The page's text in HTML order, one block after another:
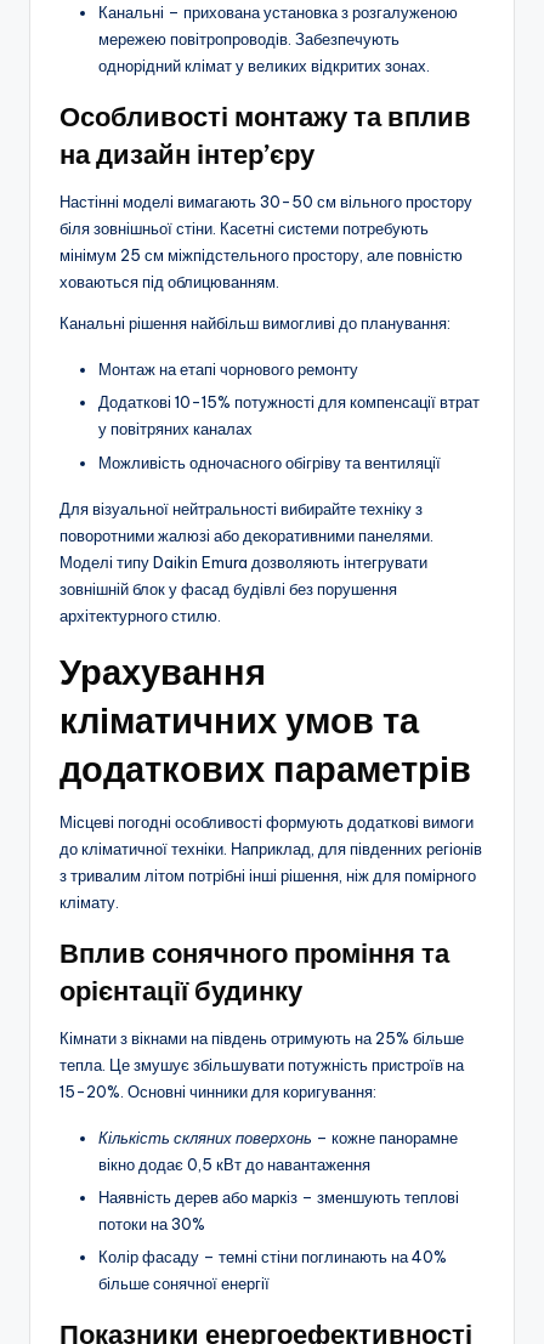
Канальні – прихована установка з розгалуженою
мережею повітропроводів. Забезпечують
однорідний клімат у великих відкритих зонах.
Особливості монтажу та вплив
на дизайн інтер’єру
Настінні моделі вимагають 30-50 см вільного простору
біля зовнішньої стіни. Касетні системи потребують
мінімум 25 см міжпідстельного простору, але повністю
ховаються під облицюванням.
Канальні рішення найбільш вимогливі до планування:
Монтаж на етапі чорнового ремонту
Додаткові 10-15% потужності для компенсації втрат
у повітряних каналах
Можливість одночасного обігріву та вентиляції
Для візуальної нейтральності вибирайте техніку з
поворотними жалюзі або декоративними панелями.
Моделі типу Daikin Emura дозволяють інтегрувати
зовнішній блок у фасад будівлі без порушення
архітектурного стилю.
Урахування
кліматичних умов та
додаткових параметрів
Місцеві погодні особливості формують додаткові вимоги
до кліматичної техніки. Наприклад, для південних регіонів
з тривалим літом потрібні інші рішення, ніж для помірного
клімату.
Вплив сонячного проміння та
орієнтації будинку
Кімнати з вікнами на південь отримують на 25% більше
тепла. Це змушує збільшувати потужність пристроїв на
15-20%. Основні чинники для коригування:
Кількість скляних поверхонь – кожне панорамне
вікно додає 0,5 кВт до навантаження
Наявність дерев або маркіз – зменшують теплові
потоки на 30%
Колір фасаду – темні стіни поглинають на 40%
більше сонячної енергії
Показники енергоефективності